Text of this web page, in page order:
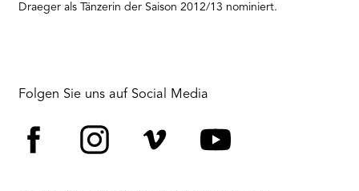
Draeger als Tänzerin der Saison 2012/13 nominiert.
Folgen Sie uns auf Social Media